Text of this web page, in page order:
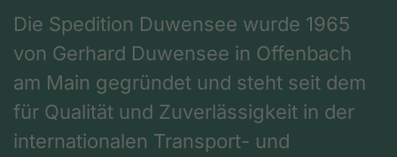
Die Spedition Duwensee wurde 1965
von Gerhard Duwensee in Offenbach
am Main gegründet und steht seit dem
für Qualität und Zuverlässigkeit in der
internationalen Transport- und